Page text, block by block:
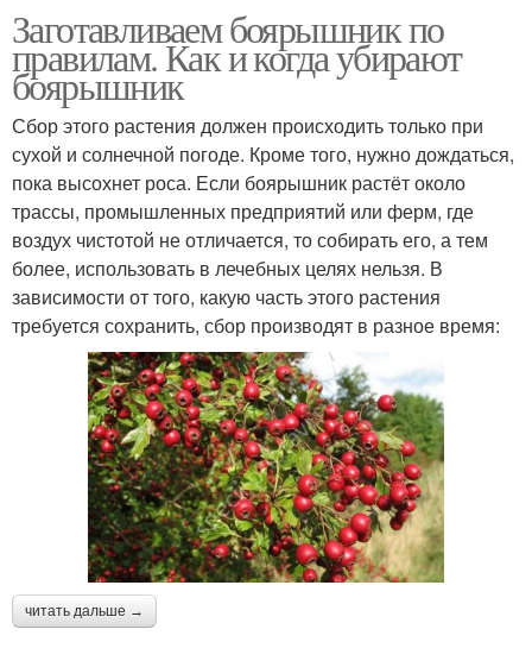
Заготавливаем боярышник по
правилам. Как и когда убирают
боярышник
Сбор этого растения должен происходить только при
сухой и солнечной погоде. Кроме того, нужно дождаться,
пока высохнет роса. Если боярышник растёт около
трассы, промышленных предприятий или ферм, где
воздух чистотой не отличается, то собирать его, а тем
более, использовать в лечебных целях нельзя. В
зависимости от того, какую часть этого растения
требуется сохранить, сбор производят в разное время:
читать дальше →